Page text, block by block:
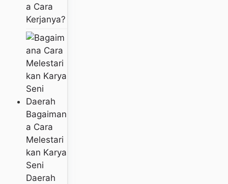
A Cara
Kerjanya?
Bagaiman
A Cara
Melestari
Kan Karya
Seni
Daerah